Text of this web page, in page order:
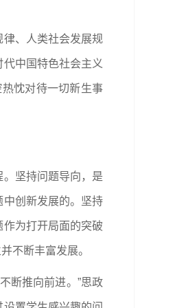
、人类社会发展规
中国特色社会主义
忱对待一切新生事
坚持问题导向，是
创新发展的。坚持
为打开局面的突破
不断丰富发展。
断推向前进。”思政